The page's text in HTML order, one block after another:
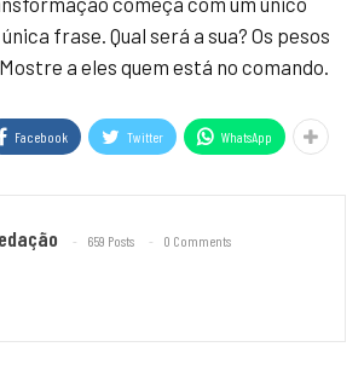
frase. Qual será a sua? Os pesos
a eles quem está no comando.
Facebook Twitter WhatsApp
659 Posts 0 Comments